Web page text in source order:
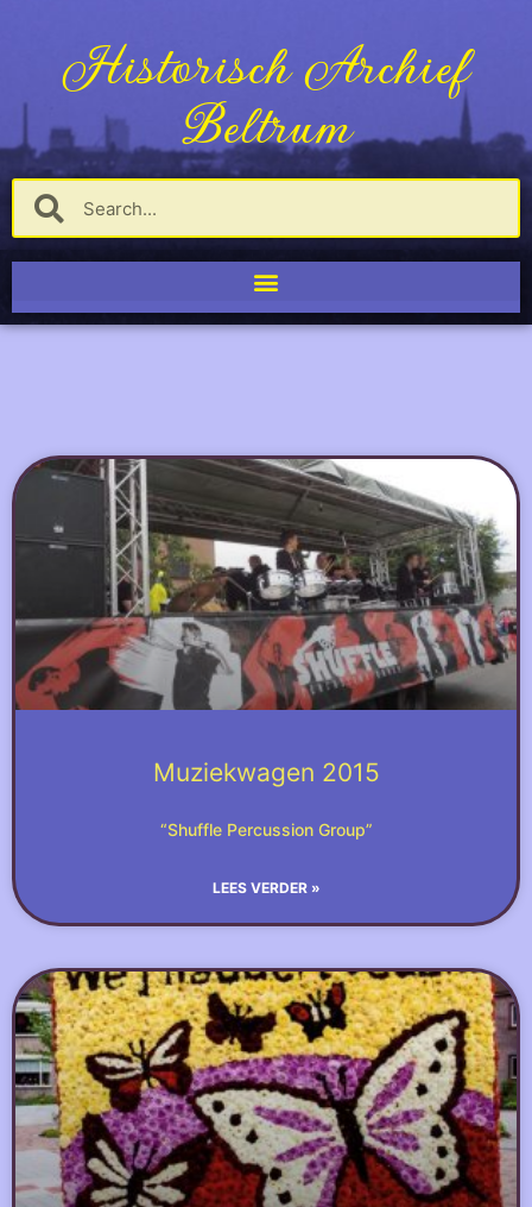
Historisch Archief
Beltrum
Muziekwagen 2015
“Shuffle Percussion Group”
LEES VERDER »